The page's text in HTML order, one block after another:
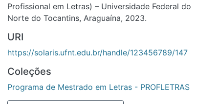
Profissional em Letras) – Universidade Federal do
Norte do Tocantins, Araguaína, 2023.
URI
https://solaris.ufnt.edu.br/handle/123456789/147
Coleções
Programa de Mestrado em Letras - PROFLETRAS